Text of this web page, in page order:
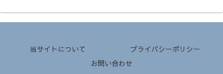
当サイトについて
プライバシーポリシー
お問い合わせ